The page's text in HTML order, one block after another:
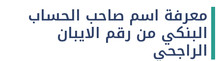
معرفة اسم صاحب الحساب
البنكي من رقم الايبان
الراجحي